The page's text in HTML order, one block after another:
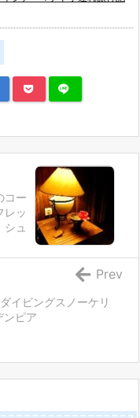
コー
レッ
シュ
イビングスノーケリ
ンピア
Prev